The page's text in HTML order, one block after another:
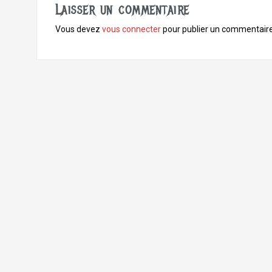
Laisser un commentaire
Vous devez vous connecterpour publier un